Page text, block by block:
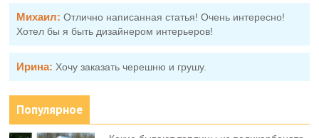
Михаил: Отлично написанная статья! Очень интересно!
Хотел бы я быть дизайнером интерьеров!
Ирина: Хочу заказать черешню и грушу.
Популярное